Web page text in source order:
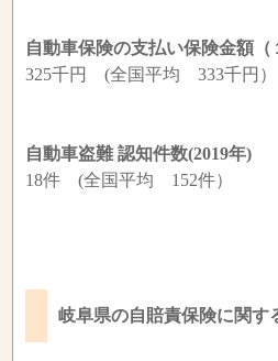
自動車保険の支払い保険金額
325千円 (全国平均 333千円）
自動車盗難 認知件数(2019年)
18件 (全国平均 152件）
岐阜県の自賠責保険に